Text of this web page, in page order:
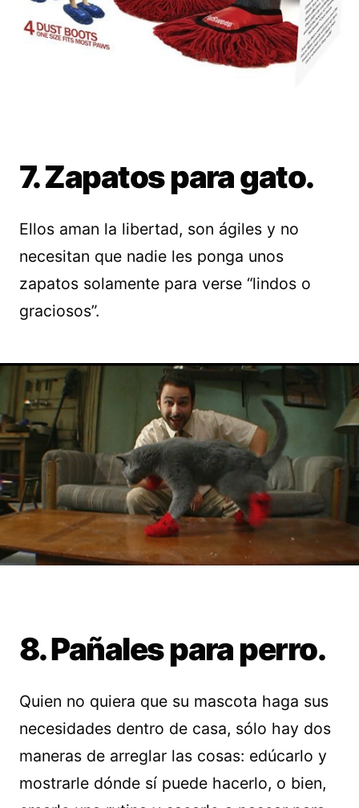
7. Zapatos para gato.
Ellos aman la libertad, son ágiles y no
necesitan que nadie les ponga unos
zapatos solamente para verse “lindos o
graciosos”.
8. Pañales para perro.
Quien no quiera que su mascota haga sus
necesidades dentro de casa, sólo hay dos
maneras de arreglar las cosas: edúcarlo y
mostrarle dónde sí puede hacerlo, o bien,